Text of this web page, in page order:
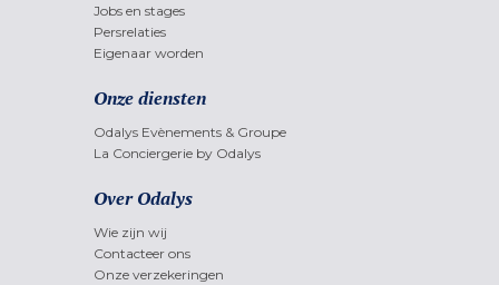
Jobs en stages
Persrelaties
Eigenaar worden
Onze diensten
Odalys Evènements & Groupe
La Conciergerie by Odalys
Over Odalys
Wie zijn wij
Contacteer ons
Onze verzekeringen